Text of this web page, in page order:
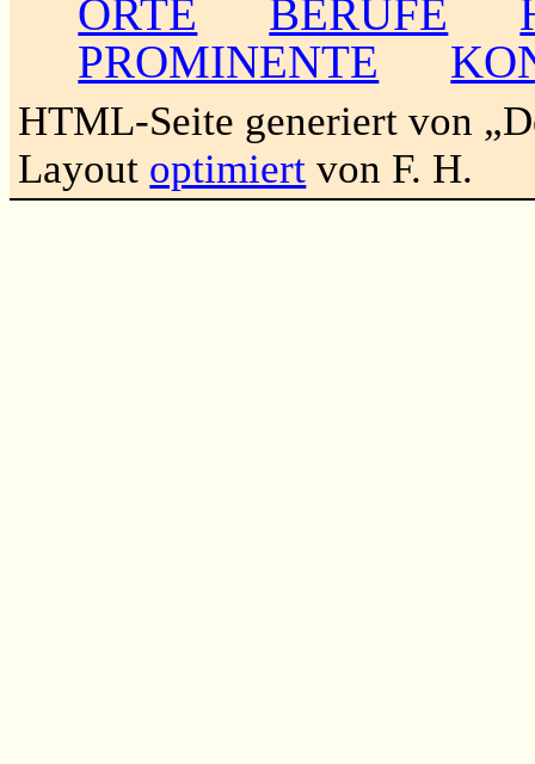
ORTE BERUFE
PROMINENTE
HTML-Seite generiert von
Layout optimiert von F. H.